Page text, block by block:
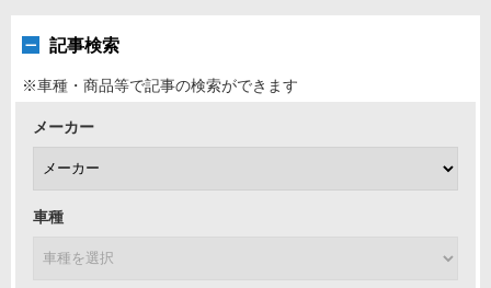
記事検索
※車種・商品等で記事の検索ができます
メーカー
車種